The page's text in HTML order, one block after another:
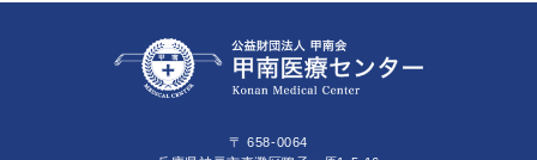
〒 658-0064